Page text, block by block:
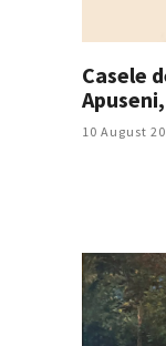
Casele
10 August